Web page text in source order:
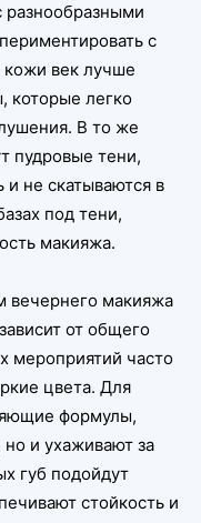
разнообразными
с
кожи век лучше
которые легко
В то же
пудровые тени,
и не скатываются в
под тени,
макияжа.
вечернего макияжа
от общего
мероприятий часто
цвета. Для
формулы,
и ухаживают за
губ подойдут
стойкость и